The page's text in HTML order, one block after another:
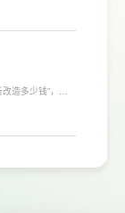
、单人居住、日
造多少钱”，接
响。